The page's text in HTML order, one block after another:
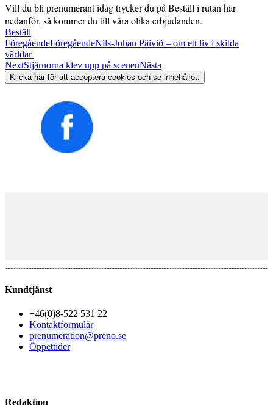
Vill du bli prenumerant idag trycker du på Beställ i rutan här
nedanför, så kommer du till våra olika erbjudanden.
Beställ
FöregåendeFöregåendeNils-Johan Päiviö – om ett liv i skilda
världar
NextStjärnorna klev upp på scenenNästa
Klicka här för att acceptera cookies och se innehållet.
Kundtjänst
+46(0)8-522 531 22
Kontaktformulär
prenumeration@preno.se
Öppettider
Redaktion